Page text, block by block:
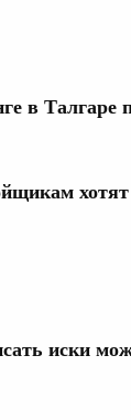
в Талгаре
хотят
иски